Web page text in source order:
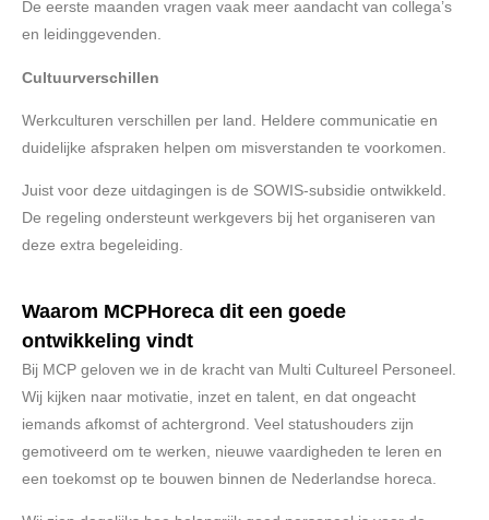
De eerste maanden vragen vaak meer aandacht van collega’s
en leidinggevenden.
Cultuurverschillen
Werkculturen verschillen per land. Heldere communicatie en
duidelijke afspraken helpen om misverstanden te voorkomen.
Juist voor deze uitdagingen is de SOWIS-subsidie ontwikkeld.
De regeling ondersteunt werkgevers bij het organiseren van
deze extra begeleiding.
Waarom MCPHoreca dit een goede
ontwikkeling vindt
Bij MCP geloven we in de kracht van Multi Cultureel Personeel.
Wij kijken naar motivatie, inzet en talent, en dat ongeacht
iemands afkomst of achtergrond. Veel statushouders zijn
gemotiveerd om te werken, nieuwe vaardigheden te leren en
een toekomst op te bouwen binnen de Nederlandse horeca.